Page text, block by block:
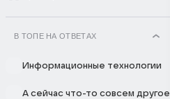
В ТОПЕ НА ОТВЕТАХ
Информационные технологии
А сейчас что-то совсем другое